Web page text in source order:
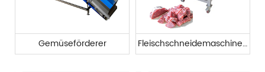
Gemüseförderer Fleischschneidemaschine Kommerziell